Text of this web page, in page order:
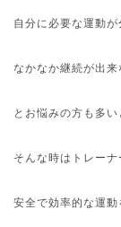
自分に必要な運動が
なかなか継続が出来
とお悩みの方も多い
そんな時はトレー
安全で効率的な運動